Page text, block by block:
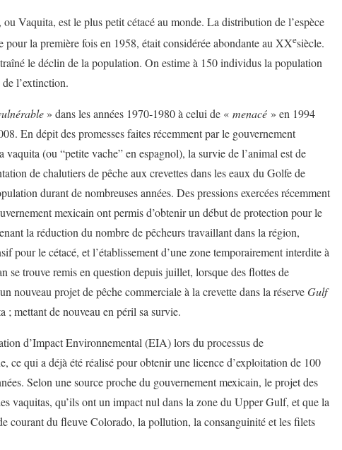
ou Vaquita, est le plus petit cétacé au monde. La distribution de l’espèce
la première fois en 1958, était considérée abondante au XXesiècle.
le déclin de la population. On estime à 150 individus la population
l’extinction.
» dans les années 1970-1980 à celui de « menacé » en 1994
En dépit des promesses faites récemment par le gouvernement
(ou “petite vache” en espagnol), la survie de l’animal est de
de chalutiers de pêche aux crevettes dans les eaux du Golfe de
durant de nombreuses années. Des pressions exercées récemment
mexicain ont permis d’obtenir un début de protection pour le
la réduction du nombre de pêcheurs travaillant dans la région,
pour le cétacé, et l’établissement d’une zone temporairement interdite à
se trouve remis en question depuis juillet, lorsque des flottes de
nouveau projet de pêche commerciale à la crevette dans la réserveGulf
mettant de nouveau en péril sa survie.
d’Impact Environnemental (EIA) lors du processus de
ce qui a déjà été réalisé pour obtenir une licence d’exploitation de 100
Selon une source proche du gouvernement mexicain, le projet des
vaquitas, qu’ils ont un impact nul dans la zone du Upper Gulf, et que la
courant du fleuve Colorado, la pollution, la consanguinité et les filets